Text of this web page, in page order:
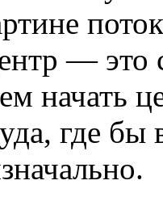
— это
начать
где